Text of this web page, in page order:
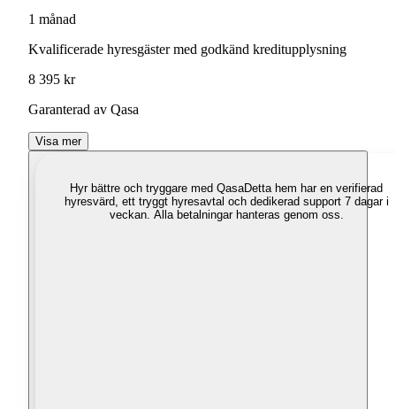
1 månad
Kvalificerade hyresgäster med godkänd kreditupplysning
8 395 kr
Garanterad av Qasa
Visa mer
Hyr bättre och tryggare med QasaDetta hem har en verifierad
hyresvärd, ett tryggt hyresavtal och dedikerad support 7 dagar i
veckan. Alla betalningar hanteras genom oss.